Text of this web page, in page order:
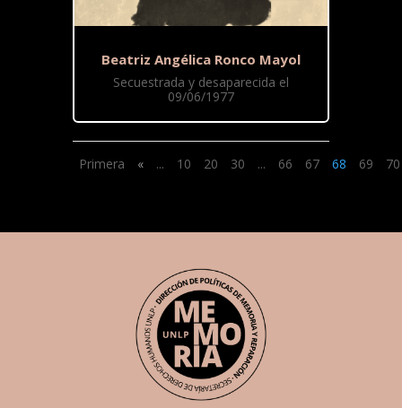
Beatriz Angélica Ronco Mayol
Secuestrada y desaparecida el
09/06/1977
Primera « ... 10 20 30 ... 66 67 68 69 70